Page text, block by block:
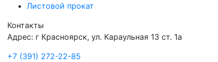
Листовой прокат
Контакты
Адрес: г Красноярск, ул. Караульная 13 ст. 1а
+7 (391) 272-22-85